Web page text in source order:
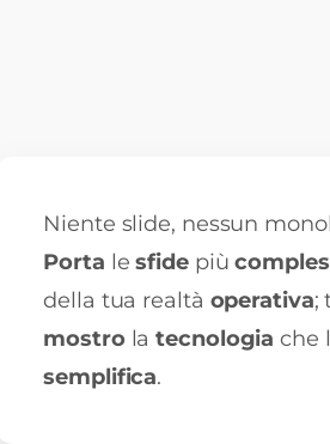
Niente slide, nessun
Porta lesfide più
della tua realtà operativa;
mostrolatecnologia che
semplifica.